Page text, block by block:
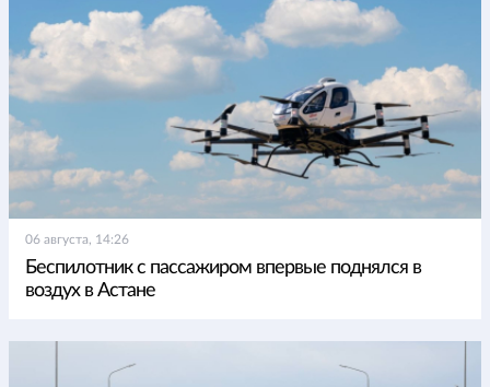
06 августа, 14:26
Беспилотник с пассажиром впервые поднялся в
воздух в Астане